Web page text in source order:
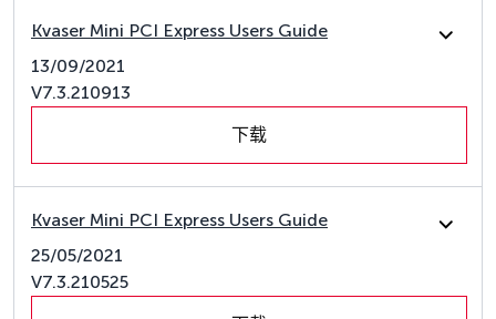
Kvaser Mini PCI Express Users Guide
13/09/2021
V7.3.210913
下载
Kvaser Mini PCI Express Users Guide
25/05/2021
V7.3.210525